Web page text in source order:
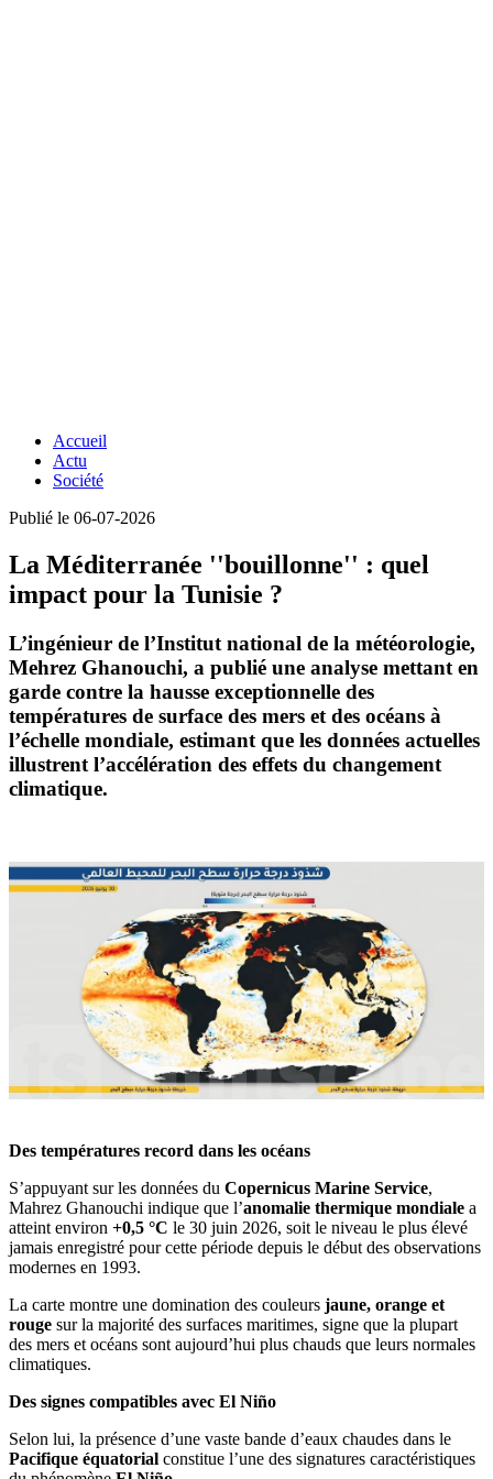
Accueil
Actu
Société
Publié le 06-07-2026
La Méditerranée ''bouillonne'' : quel
impact pour la Tunisie ?
L’ingénieur de l’Institut national de la météorologie,
Mehrez Ghanouchi, a publié une analyse mettant en
garde contre la hausse exceptionnelle des
températures de surface des mers et des océans à
l’échelle mondiale, estimant que les données actuelles
illustrent l’accélération des effets du changement
climatique.
Des températures record dans les océans
S’appuyant sur les données du Copernicus Marine Service,
Mahrez Ghanouchi indique que l’anomalie thermique mondiale a
atteint environ +0,5 °C le 30 juin 2026, soit le niveau le plus élevé
jamais enregistré pour cette période depuis le début des observations
modernes en 1993.
La carte montre une domination des couleurs jaune, orange et
rouge sur la majorité des surfaces maritimes, signe que la plupart
des mers et océans sont aujourd’hui plus chauds que leurs normales
climatiques.
Des signes compatibles avec El Niño
Selon lui, la présence d’une vaste bande d’eaux chaudes dans le
Pacifique équatorial constitue l’une des signatures caractéristiques